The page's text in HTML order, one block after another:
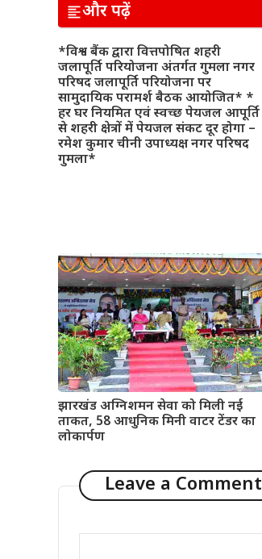
और पढ़ें
*विश्व बैंक द्वारा वित्तपोषित शहरी
जलापूर्ति परियोजना अंतर्गत गुमला नगर
परिषद जलापूर्ति परियोजना पर
सामुदायिक परामर्श बैठक आयोजित* *
हर घर नियमित एवं स्वच्छ पेयजल आपूर्ति
से शहरी क्षेत्रों में पेयजल संकट दूर होगा –
रमेश कुमार चीनी उपाध्यक्ष नगर परिषद
गुमला*
झारखंड अग्निशमन सेवा को मिली नई
ताकत, 58 आधुनिक मिनी वाटर टेंडर का
लोकार्पण
Leave a Comment